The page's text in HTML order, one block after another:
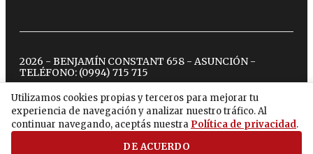
Utilizamos cookies propias y terceros para mejorar tu
experiencia de navegación y analizar nuestro tráfico. Al
continuar navegando, aceptás nuestra Política de privacidad.
DE ACUERDO
2026 - BENJAMÍN CONSTANT 658 - ASUNCIÓN -
TELÉFONO: (0994) 715 715
twitterinstagram
facebook
tiktokyoutubespotify